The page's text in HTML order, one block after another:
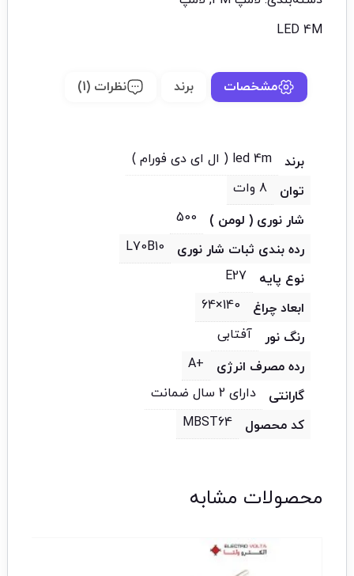
LED 4M
مشخصات برند نظرات (1)
برند
led 4m ( ال ای دی فورام )
توان
8 وات
شار نوری ( لومن )
500
رده بندی ثبات شار نوری
L70B10
نوع پایه
E27
ابعاد چراغ
140×64
رنگ نور
آفتابی
رده مصرف انرژی
+A
گارانتی
دارای 2 سال ضمانت
کد محصول
MBST64
محصولات مشابه